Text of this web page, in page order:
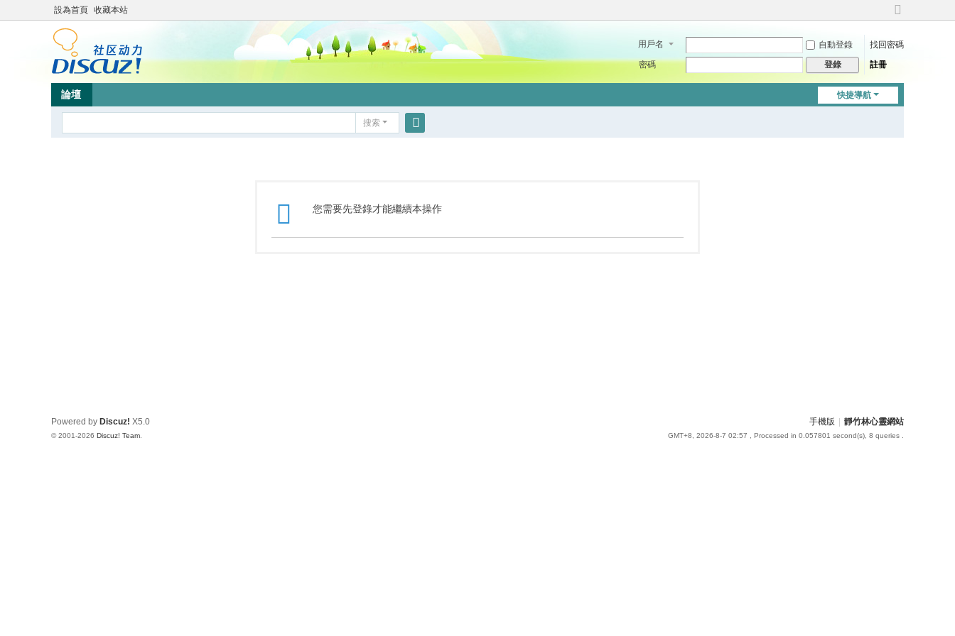
設為首頁 收藏本站
切
到
用戶名 自動登錄
找回密碼
密碼
登錄 註冊
快捷導航
論壇
搜索
您需要先登錄才能繼續本操作
手機版 靜竹林心靈網站
GMT+8, 2026-8-7 02:57 , Processed in 0.057801 second(s), 8 queries .
Powered by Discuz! X5.0
© 2001-2026 Discuz! Team